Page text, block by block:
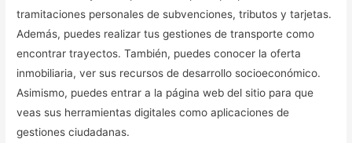
tramitaciones personales de subvenciones, tributos y tarjetas.
Además, puedes realizar tus gestiones de transporte como
encontrar trayectos. También, puedes conocer la oferta
inmobiliaria, ver sus recursos de desarrollo socioeconómico.
Asimismo, puedes entrar a la página web del sitio para que
veas sus herramientas digitales como aplicaciones de
gestiones ciudadanas.